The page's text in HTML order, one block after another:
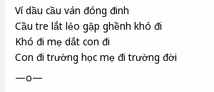
Ví dầu cầu ván đóng đinh
Cầu tre lắt lẻo gập ghềnh khó đi
Khó đi mẹ dắt con đi
Con đi trường học mẹ đi trường đời
—o—